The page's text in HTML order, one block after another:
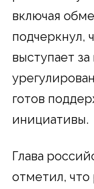
включая
подчеркнул,
выступает
готов
инициативы.
Глава
отметил, что